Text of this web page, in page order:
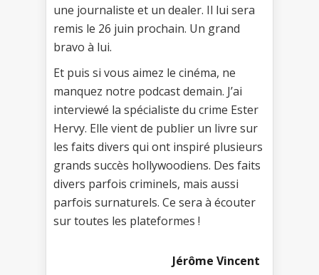
une journaliste et un dealer. Il lui sera
remis le 26 juin prochain. Un grand
bravo à lui.
Et puis si vous aimez le cinéma, ne
manquez notre podcast demain. J’ai
interviewé la spécialiste du crime Ester
Hervy. Elle vient de publier un livre sur
les faits divers qui ont inspiré plusieurs
grands succès hollywoodiens. Des faits
divers parfois criminels, mais aussi
parfois surnaturels. Ce sera à écouter
sur toutes les plateformes !
Jérôme Vincent